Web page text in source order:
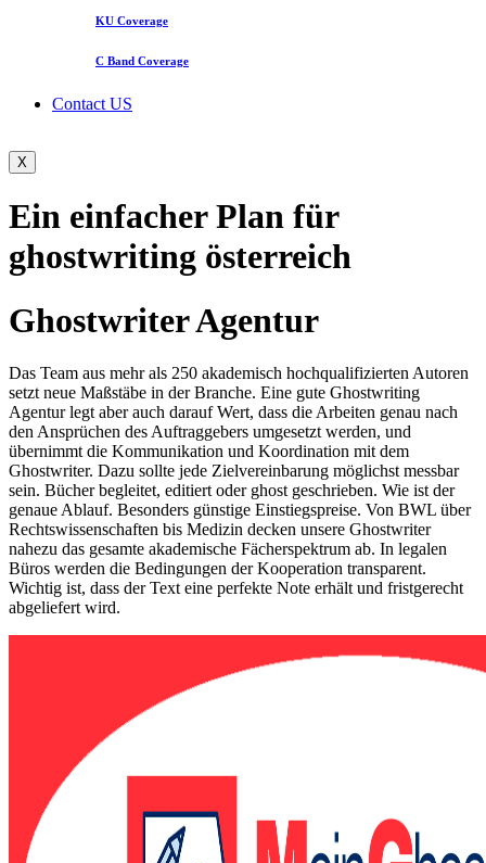
KU Coverage
C Band Coverage
Contact US
X
Ein einfacher Plan für
ghostwriting österreich
Ghostwriter Agentur
Das Team aus mehr als 250 akademisch hochqualifizierten Autoren
setzt neue Maßstäbe in der Branche. Eine gute Ghostwriting
Agentur legt aber auch darauf Wert, dass die Arbeiten genau nach
den Ansprüchen des Auftraggebers umgesetzt werden, und
übernimmt die Kommunikation und Koordination mit dem
Ghostwriter. Dazu sollte jede Zielvereinbarung möglichst messbar
sein. Bücher begleitet, editiert oder ghost geschrieben. Wie ist der
genaue Ablauf. Besonders günstige Einstiegspreise. Von BWL über
Rechtswissenschaften bis Medizin decken unsere Ghostwriter
nahezu das gesamte akademische Fächerspektrum ab. In legalen
Büros werden die Bedingungen der Kooperation transparent.
Wichtig ist, dass der Text eine perfekte Note erhält und fristgerecht
abgeliefert wird.